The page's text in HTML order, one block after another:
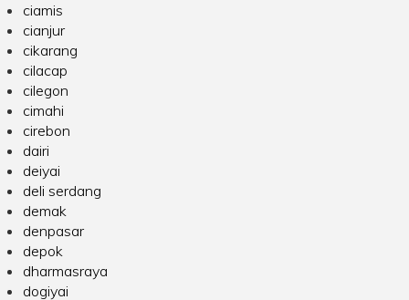
ciamis
cianjur
cikarang
cilacap
cilegon
cimahi
cirebon
dairi
deiyai
deli serdang
demak
denpasar
depok
dharmasraya
dogiyai